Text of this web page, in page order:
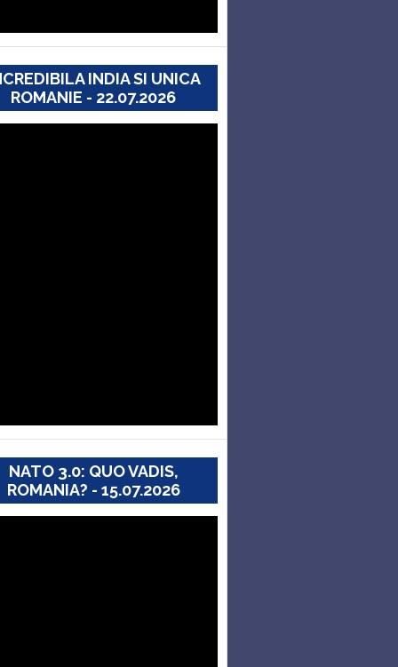
INDIA SI UNICA
ROMANIE - 22.07.2026
NATO 3.0: QUO VADIS,
ROMANIA? - 15.07.2026